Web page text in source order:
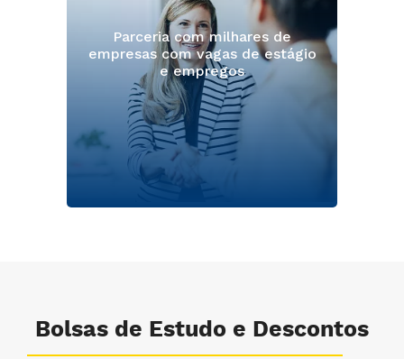
Parceria com milhares de
empresas com vagas de estágio
e empregos
Bolsas de Estudo e Descontos